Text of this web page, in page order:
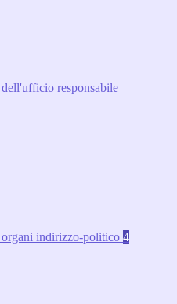
responsabile
indirizzo-politico 4